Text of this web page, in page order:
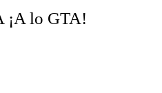
¡A lo GTA!